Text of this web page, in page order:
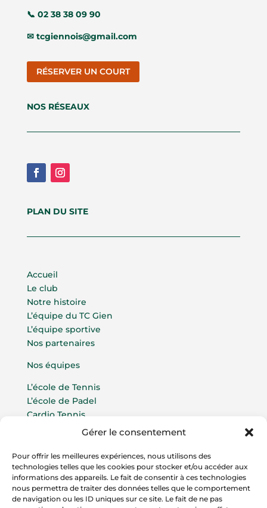
Gérer le consentement
Pour offrir les meilleures expériences, nous utilisons des
technologies telles que les cookies pour stocker et/ou accéder aux
informations des appareils. Le fait de consentir à ces technologies
nous permettra de traiter des données telles que le comportement
de navigation ou les ID uniques sur ce site. Le fait de ne pas
📞 02 38 38 09 90
✉ tcgiennois@gmail.com
RÉSERVER UN COURT
NOS RÉSEAUX
PLAN DU SITE
Accueil
Le club
Notre histoire
L’équipe du TC Gien
L’équipe sportive
Nos partenaires
Nos équipes
L’école de Tennis
L’école de Padel
Cardio Tennis
Compétitions par équipes
Compétitions Padel
La vie du Club